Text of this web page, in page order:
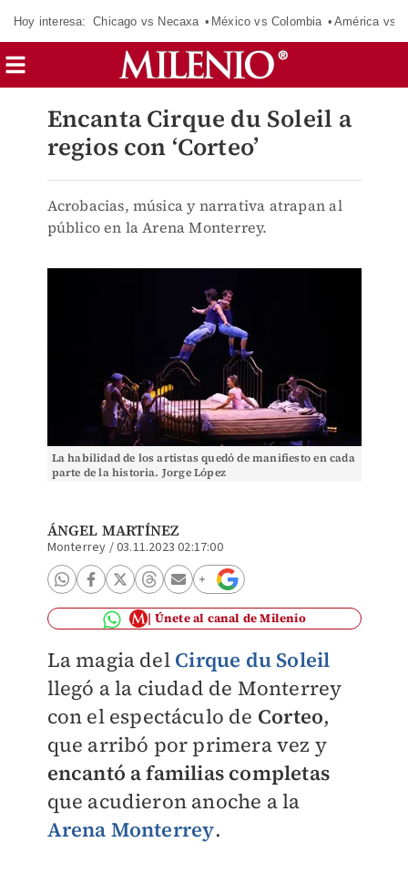
Hoy interesa: Chicago vs Necaxa México vs Colombia América vs
Encanta Cirque du Soleil a
regios con ‘Corteo’
Acrobacias, música y narrativa atrapan al
público en la Arena Monterrey.
La habilidad de los artistas quedó de manifiesto en cada
parte de la historia. Jorge López
ÁNGEL MARTÍNEZ
Monterrey /03.11.2023 02:17:00
Únete al canal de Milenio
La magia del Cirque du Soleil
llegó a la ciudad de Monterrey
con el espectáculo de Corteo,
que arribó por primera vez y
encantó a familias completas
que acudieron anoche a la
Arena Monterrey.